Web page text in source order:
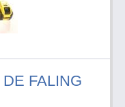
FALING